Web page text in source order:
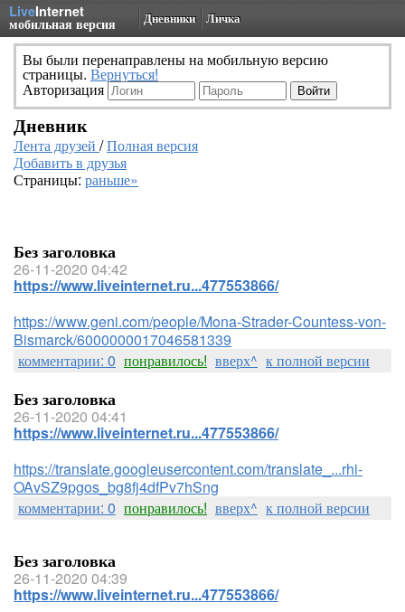
LiveInternet
мобильная версия Дневники Личка
Вы были перенаправлены на мобильную версию
страницы. Вернуться!
Авторизация
Дневник
Лента друзей /Полная версия
Добавить в друзья
Страницы: раньше»
Без заголовка
26-11-2020 04:42
https://www.liveinternet.ru...477553866/
https://www.geni.com/people/Mona-Strader-Countess-von-
Bismarck/6000000017046581339
комментарии: 0 понравилось! вверх^ к полной версии
Без заголовка
26-11-2020 04:41
https://www.liveinternet.ru...477553866/
https://translate.googleusercontent.com/translate_...rhi-
OAvSZ9pgos_bg8fj4dfPv7hSng
комментарии: 0 понравилось! вверх^ к полной версии
Без заголовка
26-11-2020 04:39
https://www.liveinternet.ru...477553866/